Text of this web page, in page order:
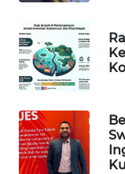
WAHANA
SPORT
WAHANA
UMKM
WAHANA